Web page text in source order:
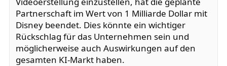
Partnerschaft im Wert von 1 Milliarde Dollar mit
Disney beendet. Dies könnte ein wichtiger
Rückschlag für das Unternehmen sein und
möglicherweise auch Auswirkungen auf den
gesamten KI-Markt haben.